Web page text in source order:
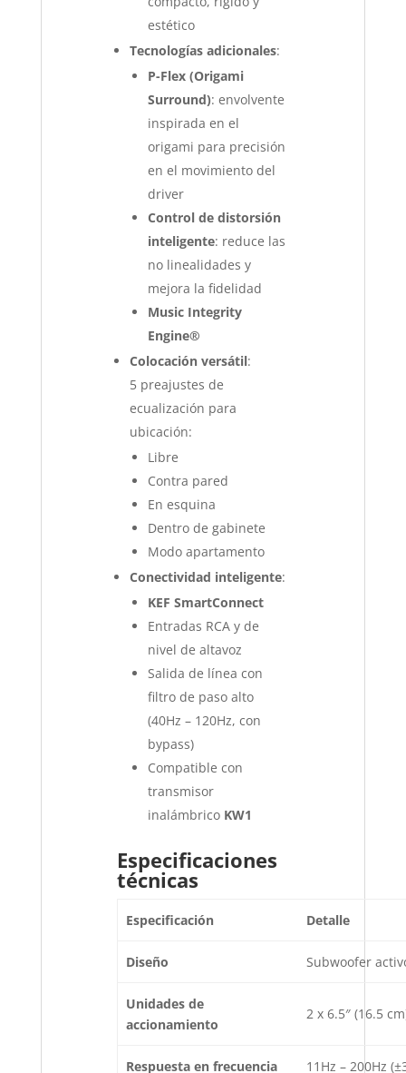
estético
Tecnologías adicionales:
P-Flex (Origami
Surround): envolvente
inspirada en el
origami para precisión
en el movimiento del
driver
Control de distorsión
inteligente: reduce las
no linealidades y
mejora la fidelidad
Music Integrity
Engine®
Colocación versátil:
5 preajustes de
ecualización para
ubicación:
Libre
Contra pared
En esquina
Dentro de gabinete
Modo apartamento
Conectividad inteligente:
KEF SmartConnect
Entradas RCA y de
nivel de altavoz
Salida de línea con
filtro de paso alto
(40Hz – 120Hz, con
bypass)
Compatible con
transmisor
inalámbrico KW1
Especificaciones
técnicas
Especificación Detalle
Diseño Subwoofer
Unidades de
accionamiento
2 x 6.5″ (16.5
Respuesta en frecuencia 11Hz – 200Hz